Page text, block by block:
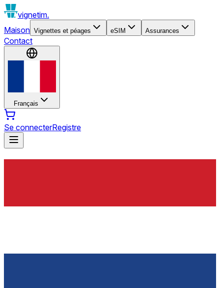
vignetim.
Maison Vignettes et péages eSIM Assurances
Contact
Français
Se connecterRegistre